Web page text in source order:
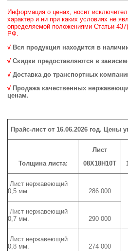
Информация о ценах, носит
характер и ни при каких условиях не
определяемой положениями Статьи
РФ.
√ Вся продукция находится в
√ Скидки предоставляются в
√ Доставка до транспортных
√ Продажа качественных
ценам.
Прайс-лист от 16.06.2026 год. Цены
Толщина листа:
Лист
08Х18Н10Т
Лист нержавеющий
0,5 мм.
286 000
Лист нержавеющий
0,7 мм.
290 000
Лист нержавеющий
0,8 мм.
274 000